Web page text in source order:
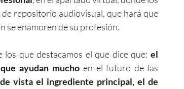
repositorio audiovisual, que hará que
se enamoren de su profesión.
los que destacamos el que dice que: el
ayudan mucho en el futuro de las
vista el ingrediente principal, el de